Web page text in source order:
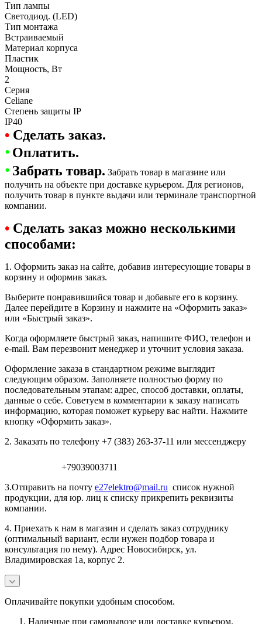
Тип лампы
Светодиод. (LED)
Тип монтажа
Встраиваемый
Материал корпуса
Пластик
Мощность, Вт
2
Серия
Celiane
Степень защиты IP
IP40
• Сделать заказ.
• Оплатить.
• Забрать товар. Забрать товар в магазине или
получить на объекте при доставке курьером. Для регионов,
получить товар в пункте выдачи или терминале транспортной
компании.
• Сделать заказ можно несколькими
способами:
1. Оформить заказ на сайте, добавив интересующие товары в
корзину и оформив заказ.
Выберите понравившийся товар и добавьте его в корзину.
Далее перейдите в Корзину и нажмите на «Оформить заказ»
или «Быстрый заказ».
Когда оформляете быстрый заказ, напишите ФИО, телефон и
e-mail. Вам перезвонит менеджер и уточнит условия заказа.
Оформление заказа в стандартном режиме выглядит
следующим образом. Заполняете полностью форму по
последовательным этапам: адрес, способ доставки, оплаты,
данные о себе. Советуем в комментарии к заказу написать
информацию, которая поможет курьеру вас найти. Нажмите
кнопку «Оформить заказ».
2. Заказать по телефону +7 (383) 263-37-11 или мессенджеру
+79039003711
3.Отправить на почту e27elektro@mail.ru список нужной
продукции, для юр. лиц к списку прикрепить реквизиты
компании.
4. Приехать к нам в магазин и сделать заказ сотруднику
(оптимальный вариант, если нужен подбор товара и
консультация по нему). Адрес Новосибирск, ул.
Владимировская 1а, корпус 2.
Оплачивайте покупки удобным способом.
Наличные при самовывозе или доставке курьером.